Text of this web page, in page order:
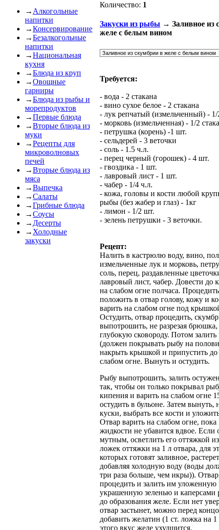
→ Алкогольные
напитки
→Консервирование
→Безалкогольные
напитки
→Национальная
кухня
→Блюда из круп
→Овощные
гарниры
→Блюда из рыбы и
морепродуктов
→Первые блюда
→Вторые блюда из
муки
→Рецепты для
микроволновых
печей
→Вторые блюда из
мяса
→Выпечка
→Салаты
→Грибные блюда
→Соусы
→ Десерты
→ Холодные
закуски
Количество: 1
Закуски из рыбы → Заливное из
желе с белым вином
Требуется:
- вода - 2 стакана
- вино сухое белое - 2 стакана
- лук репчатый (измельченный) - 1/
- морковь (измельченная) - 1/2
- петрушка (корень) -1 шт.
- сельдерей - 3 веточки
- соль - 1.5 ч.л.
- перец черный (горошек) - 4 шт.
- гвоздика - 1 шт.
- лавровый лист - 1 шт.
- чабер - 1/4 ч.л.
- кожа, головы и кости любой
рыбы (без жабер и глаз) - 1кг
- лимон - 1/2 шт.
- зелень петрушки - 3 веточки.
Рецепт:
Налить в кастрюлю воду, вино,
измельченные лук и морковь,
соль, перец, раздавленные
лавровый лист, чабер. Довести до
на слабом огне полчаса.
положить в отвар голову, кожу и
варить на слабом огне под
Остудить, отвар процедить,
выпотрошить, не разрезая
глубокую сковороду. Потом залить
(должен покрывать рыбу на
накрыть крышкой и припустить до
слабом огне. Вынуть и остудить.
Рыбу выпотрошить, залить
так, чтобы он только покрывал
кипения и варить на слабом огне
остудить в бульоне. Затем вынуть,
куски, выбрать все кости и
Отвар варить на слабом огне, пока
жидкости не убавится вдвое. Если
мутным, осветлить его оттяжкой
ложек оттяжки на 1 л отвара, для
которых готовят заливное,
добавляя холодную воду (воды
три раза больше, чем икры)). Отвар
процедить и залить им
украшенную зеленью и каперсами
до образования желе. Если нет
отвар застынет, можно перед
добавить желатин (1 ст. ложка на 1
этого вкус желе ухудшится.